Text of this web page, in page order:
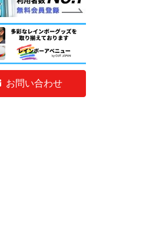
お問い合わせ